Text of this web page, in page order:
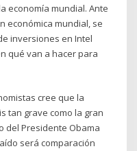
economía mundial. Ante
económica mundial, se
inversiones en Intel
qué van a hacer para
cree que la
tan grave como la gran
del Presidente Obama
será comparación